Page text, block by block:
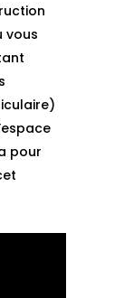
vous
pour